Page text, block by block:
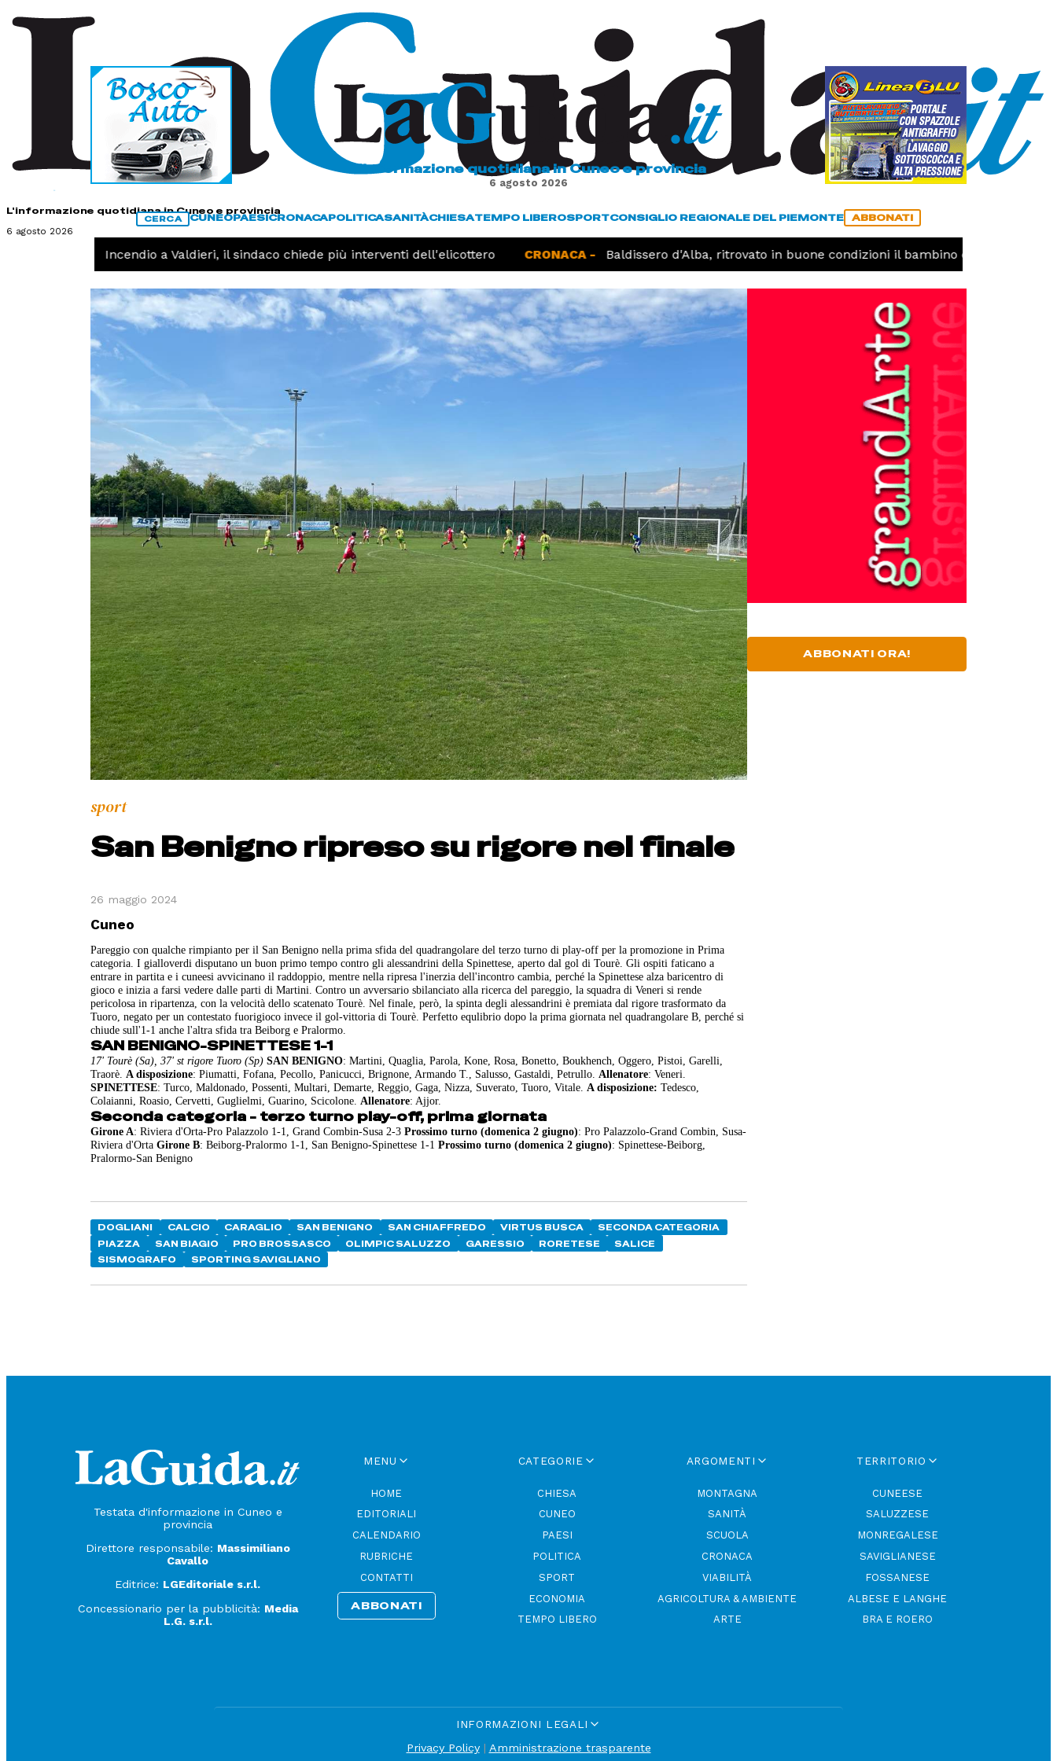
L'informazione quotidiana in Cuneo e provincia
6 agosto 2026
L'informazione quotidiana in Cuneo e provincia
6 agosto 2026
CERCA CUNEOPAESICRONACAPOLITICASANITÀCHIESATEMPO LIBEROSPORTCONSIGLIO REGIONALE DEL PIEMONTE ABBONATI
Incendio a Valdieri, il sindaco chiede più interventi dell'elicottero CRONACA - Baldissero d'Alba, ritrovato in buone condizioni il bambino disperso
sport
San Benigno ripreso su rigore nel finale
26 maggio 2024
Cuneo
Pareggio con qualche rimpianto per il San Benigno nella prima sfida del quadrangolare del terzo turno di play-off per la promozione in Prima
categoria. I gialloverdi disputano un buon primo tempo contro gli alessandrini della Spinettese, aperto dal gol di Tourè. Gli ospiti faticano a
entrare in partita e i cuneesi avvicinano il raddoppio, mentre nella ripresa l'inerzia dell'incontro cambia, perché la Spinettese alza baricentro di
gioco e inizia a farsi vedere dalle parti di Martini. Contro un avversario sbilanciato alla ricerca del pareggio, la squadra di Veneri si rende
pericolosa in ripartenza, con la velocità dello scatenato Tourè. Nel finale, però, la spinta degli alessandrini è premiata dal rigore trasformato da
Tuoro, negato per un contestato fuorigioco invece il gol-vittoria di Tourè. Perfetto equlibrio dopo la prima giornata nel quadrangolare B, perché si
chiude sull'1-1 anche l'altra sfida tra Beiborg e Pralormo.
SAN BENIGNO-SPINETTESE 1-1
17' Tourè (Sa), 37' st rigore Tuoro (Sp) SAN BENIGNO: Martini, Quaglia, Parola, Kone, Rosa, Bonetto, Boukhench, Oggero, Pistoi, Garelli,
Traorè. A disposizione: Piumatti, Fofana, Pecollo, Panicucci, Brignone, Armando T., Salusso, Gastaldi, Petrullo. Allenatore: Veneri.
SPINETTESE: Turco, Maldonado, Possenti, Multari, Demarte, Reggio, Gaga, Nizza, Suverato, Tuoro, Vitale. A disposizione: Tedesco,
Colaianni, Roasio, Cervetti, Guglielmi, Guarino, Scicolone. Allenatore: Ajjor.
Seconda categoria - terzo turno play-off, prima giornata
Girone A: Riviera d'Orta-Pro Palazzolo 1-1, Grand Combin-Susa 2-3Prossimo turno (domenica 2 giugno): Pro Palazzolo-Grand Combin, Susa-
Riviera d'OrtaGirone B: Beiborg-Pralormo 1-1, San Benigno-Spinettese 1-1Prossimo turno (domenica 2 giugno): Spinettese-Beiborg,
Pralormo-San Benigno
DOGLIANI CALCIO CARAGLIO SAN BENIGNO SAN CHIAFFREDO VIRTUS BUSCA
SECONDA CATEGORIA
PIAZZA
SAN BIAGIO PRO BROSSASCO OLIMPIC SALUZZO GARESSIO RORETESE
SALICE
SISMOGRAFO
SPORTING SAVIGLIANO
ABBONATI ORA!
Testata d'informazione in Cuneo e
provincia
Direttore responsabile: Massimiliano
Cavallo
Editrice: LGEditoriale s.r.l.
Concessionario per la pubblicità: Media
L.G. s.r.l.
MENU
HOME
EDITORIALI
CALENDARIO
RUBRICHE
CONTATTI
ABBONATI
CATEGORIE
CHIESA
CUNEO
PAESI
POLITICA
SPORT
ECONOMIA
TEMPO LIBERO
ARGOMENTI
MONTAGNA
SANITÀ
SCUOLA
CRONACA
VIABILITÀ
AGRICOLTURA & AMBIENTE
ARTE
TERRITORIO
CUNEESE
SALUZZESE
MONREGALESE
SAVIGLIANESE
FOSSANESE
ALBESE E LANGHE
BRA E ROERO
INFORMAZIONI LEGALI
Privacy Policy| Amministrazione trasparente